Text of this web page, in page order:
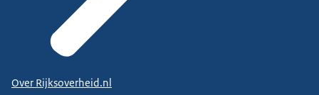
Over Rijksoverheid.nl